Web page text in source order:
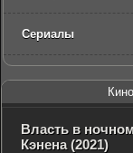
Сериалы
Власть в
Кэнена (2021)